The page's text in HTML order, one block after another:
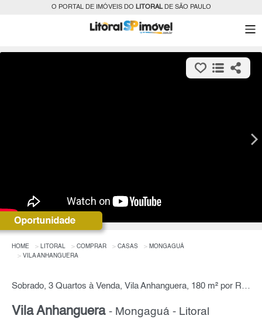
O PORTAL DE IMÓVEIS DO LITORALDE SÃO PAULO
HOME LITORAL COMPRAR CASAS
MONGAGUÁ
VILA ANHANGUERA
Sobrado, 3 Quartos à Venda, Vila Anhanguera, 180 m² por R$ 450.000,00
Vila Anhanguera - Mongaguá - Litoral